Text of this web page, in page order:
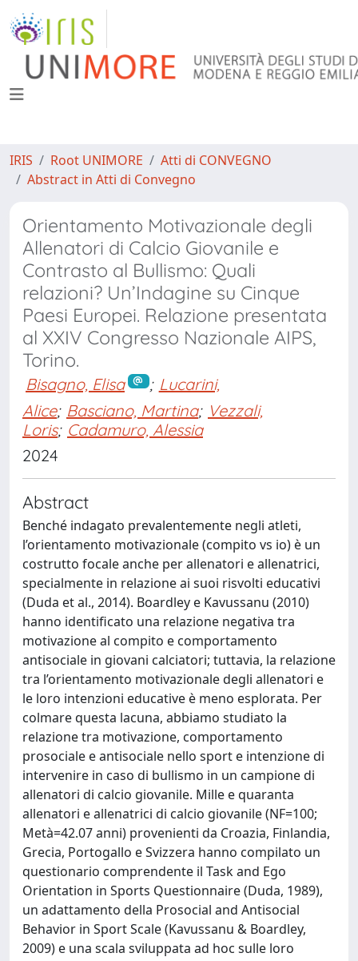
IRIS Root UNIMORE
Atti di CONVEGNO
Abstract in Atti di Convegno
Orientamento Motivazionale degli
Allenatori di Calcio Giovanile e
Contrasto al Bullismo: Quali
relazioni? Un’Indagine su Cinque
Paesi Europei. Relazione presentata
al XXIV Congresso Nazionale AIPS,
Torino.
Bisagno, Elisa ; Lucarini,
Alice; Basciano, Martina; Vezzali,
Loris; Cadamuro, Alessia
2024
Abstract
Benché indagato prevalentemente negli atleti,
l’orientamento motivazionale (compito vs io) è un
costrutto focale anche per allenatori e allenatrici,
specialmente in relazione ai suoi risvolti educativi
(Duda et al., 2014). Boardley e Kavussanu (2010)
hanno identificato una relazione negativa tra
motivazione al compito e comportamento
antisociale in giovani calciatori; tuttavia, la relazione
tra l’orientamento motivazionale degli allenatori e
le loro intenzioni educative è meno esplorata. Per
colmare questa lacuna, abbiamo studiato la
relazione tra motivazione, comportamento
prosociale e antisociale nello sport e intenzione di
intervenire in caso di bullismo in un campione di
allenatori di calcio giovanile. Mille e quaranta
allenatori e allenatrici di calcio giovanile (NF=100;
Metà=42.07 anni) provenienti da Croazia, Finlandia,
Grecia, Portogallo e Svizzera hanno compilato un
questionario comprendente il Task and Ego
Orientation in Sports Questionnaire (Duda, 1989),
un adattamento della Prosocial and Antisocial
Behavior in Sport Scale (Kavussanu & Boardley,
2009) e una scala sviluppata ad hoc sulle loro